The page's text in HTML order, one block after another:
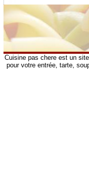
Cuisine pas chere est un
pour votre entrée, tarte,